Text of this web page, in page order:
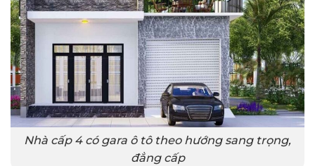
Nhà cấp 4 có gara ô tô theo hướng sang trọng,
đẳng cấp